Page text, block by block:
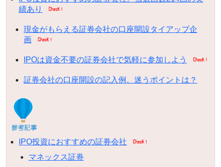
績あり
現金がもらえる証券会社の口座開設タイアップ企
画
IPOは資金不要の証券会社で気軽に参加しよう
証券会社の口座開設の記入例。迷うポイントは？
IPO投資におすすめの証券会社
マネックス証券